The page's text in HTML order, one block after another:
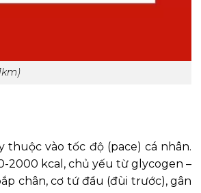
vào tốc độ (pace) cá nhân.
2000 kcal, chủ yếu từ glycogen –
chân, cơ tứ đầu (đùi trước), gân